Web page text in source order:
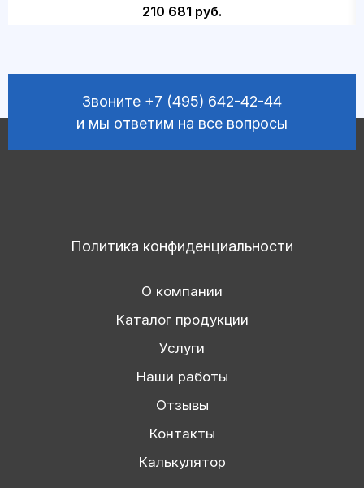
210 681 руб.
Звоните +7 (495) 642-42-44
и мы ответим на все вопросы
Политика конфиденциальности
О компании
Каталог продукции
Услуги
Наши работы
Отзывы
Контакты
Калькулятор